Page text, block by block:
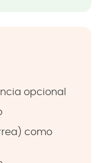
opcional
como